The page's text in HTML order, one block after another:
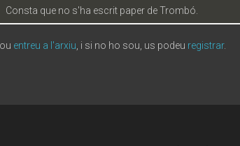
Consta que no s'ha escrit paper de Trombó.
entreu a l'arxiu , i si no ho sou, us podeu registrar.